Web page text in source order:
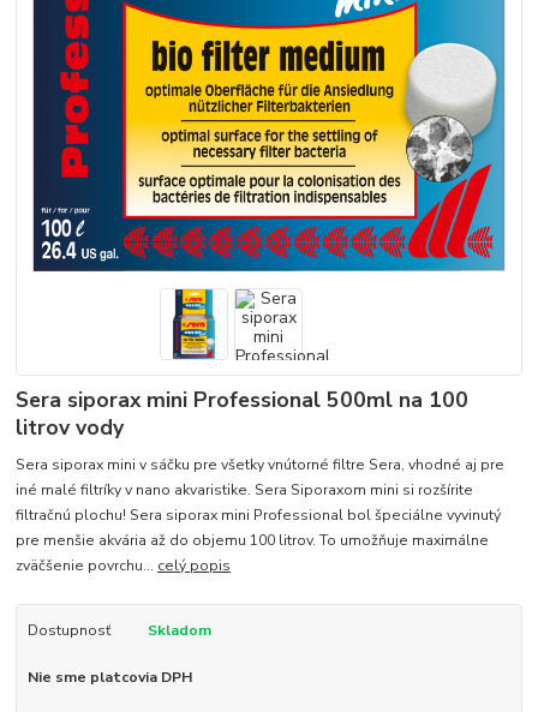
Sera siporax mini Professional 500ml na 100
litrov vody
Sera siporax mini v sáčku pre všetky vnútorné filtre Sera, vhodné aj pre
iné malé filtríky v nano akvaristike. Sera Siporaxom mini si rozšírite
filtračnú plochu! Sera siporax mini Professional bol špeciálne vyvinutý
pre menšie akvária až do objemu 100 litrov. To umožňuje maximálne
zväčšenie povrchu... celý popis
Dostupnosť Skladom
Nie sme platcovia DPH